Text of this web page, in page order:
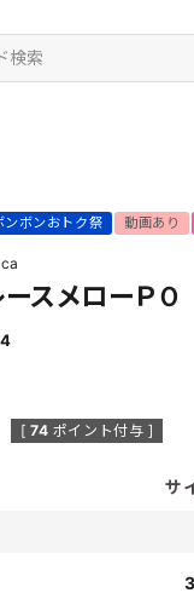
ンボンおトク祭 動画あり
スメローＰＯ
[ 74 ポイント付与 ]
サ
3